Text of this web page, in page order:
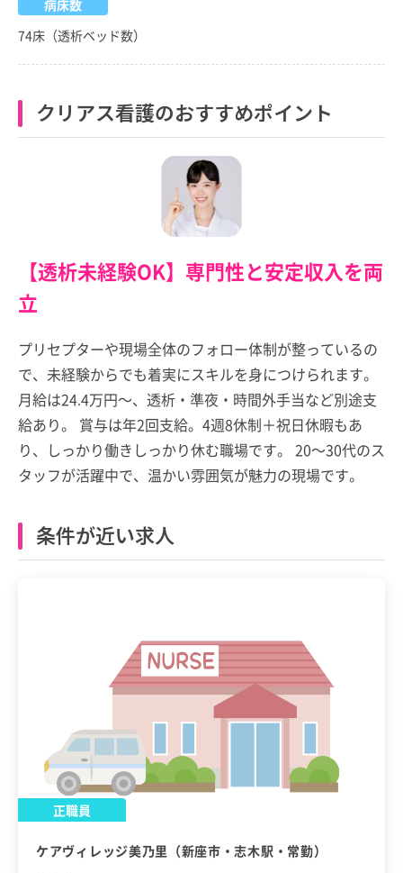
病床数
74床（透析ベッド数）
クリアス看護のおすすめポイント
【透析未経験OK】専門性と安定収入を両
立
プリセプターや現場全体のフォロー体制が整っているの
で、未経験からでも着実にスキルを身につけられます。
月給は24.4万円～、透析・準夜・時間外手当など別途支
給あり。 賞与は年2回支給。4週8休制＋祝日休暇もあ
り、しっかり働きしっかり休む職場です。 20～30代のス
タッフが活躍中で、温かい雰囲気が魅力の現場です。
条件が近い求人
正職員
ケアヴィレッジ美乃里（新座市・志木駅・常勤）